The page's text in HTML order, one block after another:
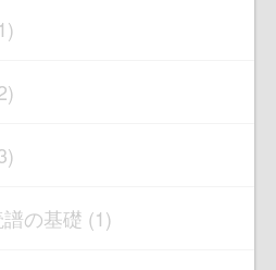
の基礎 (1)